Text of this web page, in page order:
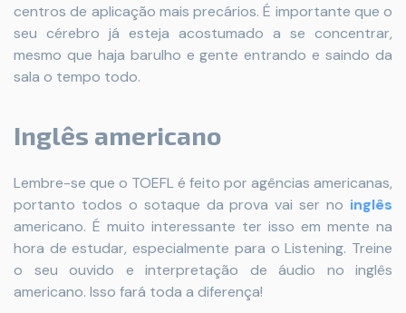
centros de aplicação mais precários. É importante que o
seu cérebro já esteja acostumado a se concentrar,
mesmo que haja barulho e gente entrando e saindo da
sala o tempo todo.
Inglês americano
Lembre-se que o TOEFL é feito por agências americanas,
portanto todos o sotaque da prova vai ser no inglês
americano. É muito interessante ter isso em mente na
hora de estudar, especialmente para o Listening. Treine
o seu ouvido e interpretação de áudio no inglês
americano. Isso fará toda a diferença!